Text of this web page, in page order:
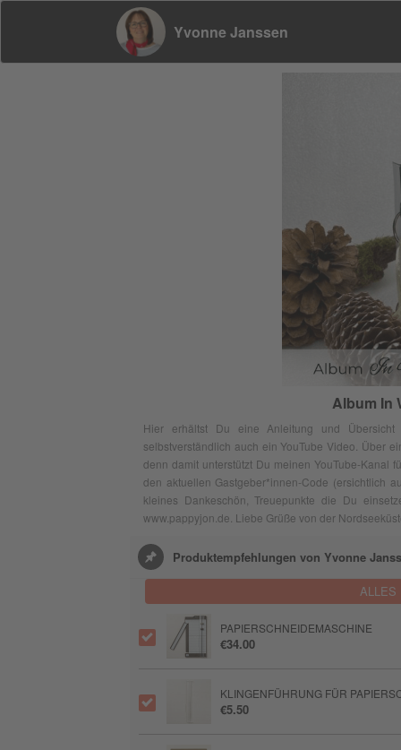
Yvonne Janssen
Album In
Hier erhältst Du eine Anleitung und
selbstverständlich auch ein YouTube Video. Über
denn damit unterstützt Du meinen YouTube-Kanal
den aktuellen Gastgeber*innen-Code (ersichtlich
kleines Dankeschön, Treuepunkte die Du
www.pappyjon.de. Liebe Grüße von der
Produktempfehlungen von Yvonne
ALLES
PAPIERSCHNEIDEMASCHINE
€34.00
KLINGENFÜHRUNG FÜR
€5.50